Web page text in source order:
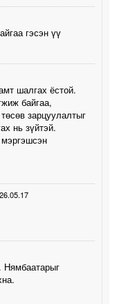
гэсэн үү
шалгах ёстой.
байгаа,
зарцуулалтыг
нь зүйтэй.
Нямбаатарыг